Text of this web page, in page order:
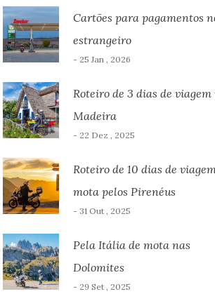
Cartões para pagamentos
estrangeiro
- 25 Jan , 2026
Roteiro de 3 dias de viagem
Madeira
- 22 Dez , 2025
Roteiro de 10 dias de
mota pelos Pirenéus
- 31 Out , 2025
Pela Itália de mota nas
Dolomites
- 29 Set , 2025